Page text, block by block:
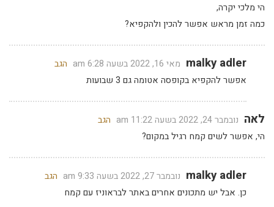
הי מלכי יקרה,
כמה זמן מראש אפשר להכין ולהקפיא?
malky adler מאי 16, 2022 בשעה 6:28 am
הגב
אפשר להקפיא בקופסה אטומה גם 3 שבועות
לאה נובמבר 24, 2022 בשעה 11:22 am
הגב
הי, אפשר לשים קמח רגיל במקום?
malky adler נובמבר 27, 2022 בשעה 9:33 am
הגב
כן. אבל יש מתכונים אחרים באתר לבראוניז עם קמח